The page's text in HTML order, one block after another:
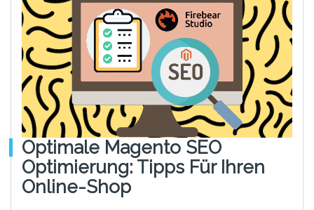
Optimale Magento SEO
Optimierung: Tipps Für Ihren
Online-Shop